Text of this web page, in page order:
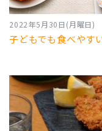
2022年5月30日(月曜日)
子どもでも食べやす